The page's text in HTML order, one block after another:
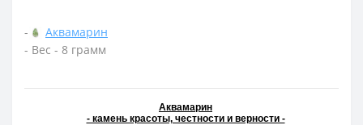
-
Аквамарин
- Вес - 8 грамм
Аквамарин
- камень красоты, честности и верности -